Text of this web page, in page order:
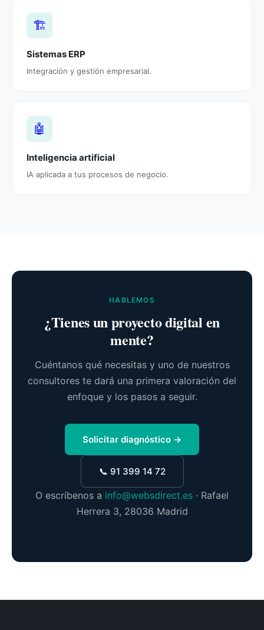
🏗️
Sistemas ERP
Integración y gestión empresarial.
🤖
Inteligencia artificial
IA aplicada a tus procesos de negocio.
HABLEMOS
¿Tienes un proyecto digital en
mente?
Cuéntanos qué necesitas y uno de nuestros
consultores te dará una primera valoración del
enfoque y los pasos a seguir.
Solicitar diagnóstico →
📞 91 399 14 72
O escríbenos a info@websdirect.es · Rafael
Herrera 3, 28036 Madrid